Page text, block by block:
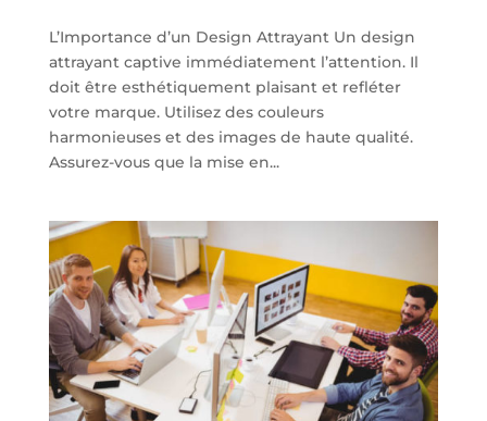
L’Importance d’un Design Attrayant Un design
attrayant captive immédiatement l’attention. Il
doit être esthétiquement plaisant et refléter
votre marque. Utilisez des couleurs
harmonieuses et des images de haute qualité.
Assurez-vous que la mise en...